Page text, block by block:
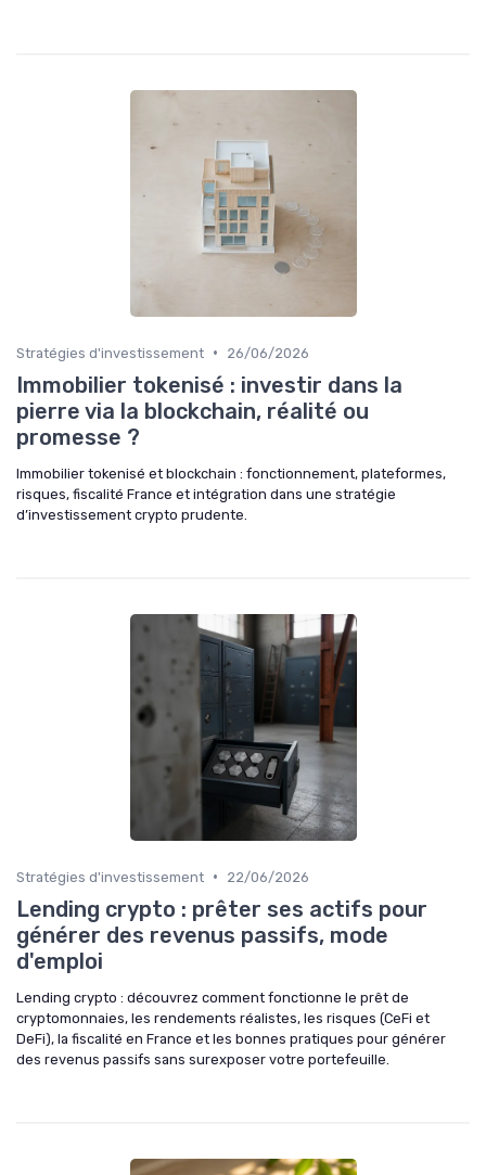
Stratégies d'investissement • 26/06/2026
Immobilier tokenisé : investir dans la
pierre via la blockchain, réalité ou
promesse ?
Immobilier tokenisé et blockchain : fonctionnement, plateformes,
risques, fiscalité France et intégration dans une stratégie
d’investissement crypto prudente.
Stratégies d'investissement • 22/06/2026
Lending crypto : prêter ses actifs pour
générer des revenus passifs, mode
d'emploi
Lending crypto : découvrez comment fonctionne le prêt de
cryptomonnaies, les rendements réalistes, les risques (CeFi et
DeFi), la fiscalité en France et les bonnes pratiques pour générer
des revenus passifs sans surexposer votre portefeuille.